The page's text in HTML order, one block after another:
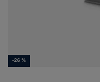
-26 %